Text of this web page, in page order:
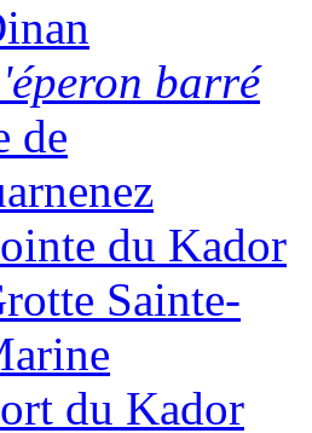
'éperon barré
de
du Kador
Sainte-
du Kador